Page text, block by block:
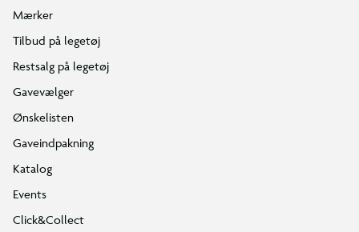
Mærker
Tilbud på legetøj
Restsalg på legetøj
Gavevælger
Ønskelisten
Gaveindpakning
Katalog
Events
Click&Collect